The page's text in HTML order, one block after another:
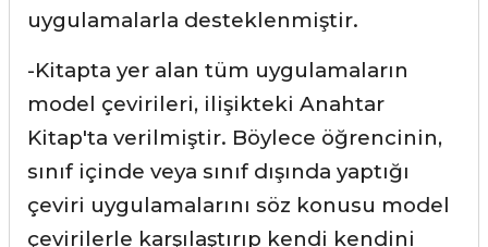
uygulamalarla desteklenmiştir.
-Kitapta yer alan tüm uygulamaların
model çevirileri, ilişikteki Anahtar
Kitap'ta verilmiştir. Böylece öğrencinin,
sınıf içinde veya sınıf dışında yaptığı
çeviri uygulamalarını söz konusu model
çevirilerle karşılaştırıp kendi kendini